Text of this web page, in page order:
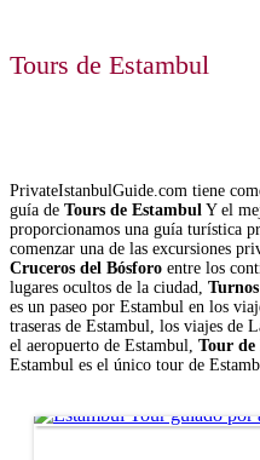
Tours de Estambul
PrivateIstanbulGuide.com tiene
guía de Tours de Estambul Y el
proporcionamos una guía turística
comenzar una de las excursiones
Cruceros del Bósforo entre los
lugares ocultos de la ciudad,
es un paseo por Estambul en los
traseras de Estambul, los viajes de
el aeropuerto de Estambul, Tour de
Estambul es el único tour de